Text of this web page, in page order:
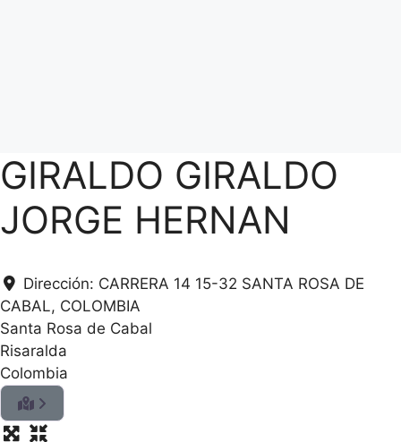
GIRALDO GIRALDO
JORGE HERNAN
Dirección: CARRERA 14 15-32 SANTA ROSA DE
CABAL, COLOMBIA
Santa Rosa de Cabal
Risaralda
Colombia